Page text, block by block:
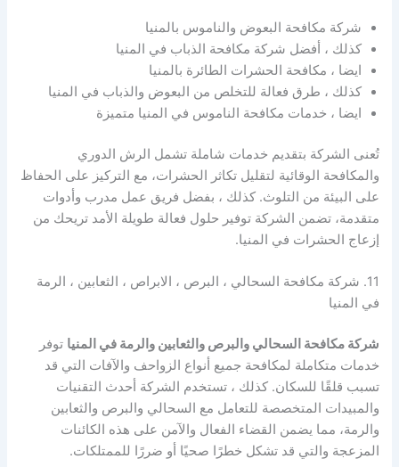
شركة مكافحة البعوض والناموس بالمنيا
كذلك ، أفضل شركة مكافحة الذباب في المنيا
ايضا ، مكافحة الحشرات الطائرة بالمنيا
كذلك ، طرق فعالة للتخلص من البعوض والذباب في المنيا
ايضا ، خدمات مكافحة الناموس في المنيا متميزة
تُعنى الشركة بتقديم خدمات شاملة تشمل الرش الدوري
والمكافحة الوقائية لتقليل تكاثر الحشرات، مع التركيز على الحفاظ
على البيئة من التلوث. كذلك ، بفضل فريق عمل مدرب وأدوات
متقدمة، تضمن الشركة توفير حلول فعالة طويلة الأمد تريحك من
إزعاج الحشرات في المنيا.
11. شركة مكافحة السحالي ، البرص ، الابراص ، الثعابين ، الرمة
في المنيا
شركة مكافحة السحالي والبرص والثعابين والرمة في المنيا توفر
خدمات متكاملة لمكافحة جميع أنواع الزواحف والآفات التي قد
تسبب قلقًا للسكان. كذلك ، تستخدم الشركة أحدث التقنيات
والمبيدات المتخصصة للتعامل مع السحالي والبرص والثعابين
والرمة، مما يضمن القضاء الفعال والآمن على هذه الكائنات
المزعجة والتي قد تشكل خطرًا صحيًا أو ضررًا للممتلكات.